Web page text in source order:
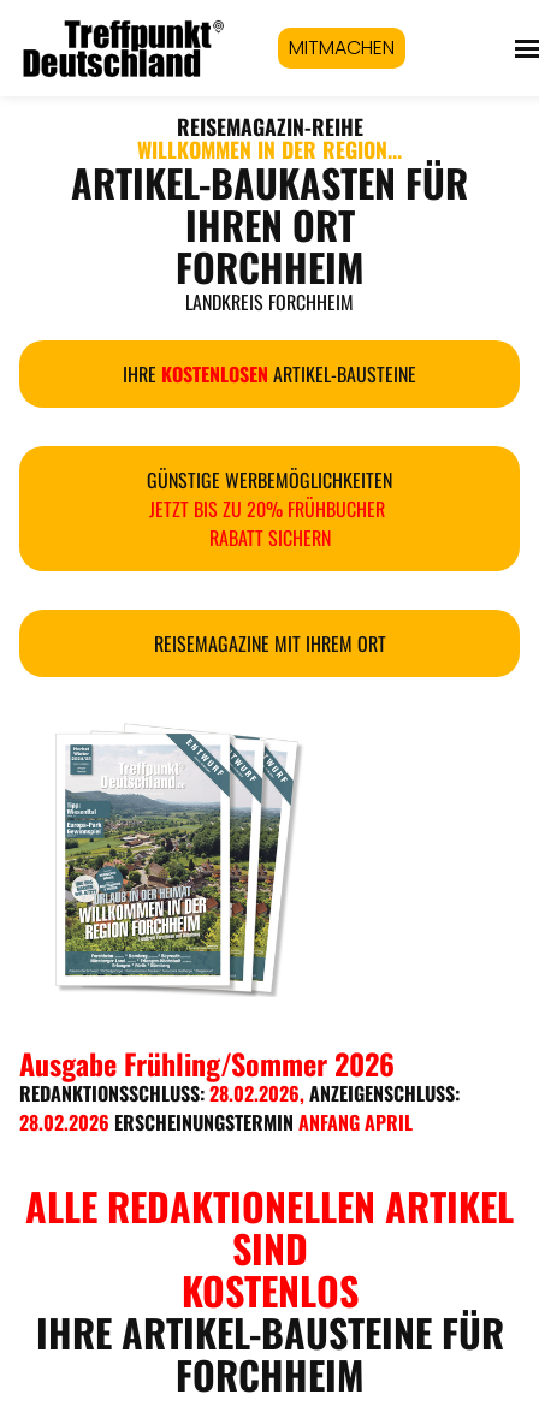
MITMACHEN
REISEMAGAZIN-REIHE
WILLKOMMEN IN DER REGION...
ARTIKEL-BAUKASTEN FÜR
IHREN ORT
FORCHHEIM
LANDKREIS FORCHHEIM
IHRE KOSTENLOSEN ARTIKEL-BAUSTEINE
GÜNSTIGE WERBEMÖGLICHKEITEN
JETZT BIS ZU 20% FRÜHBUCHER
RABATT SICHERN
REISEMAGAZINE MIT IHREM ORT
Ausgabe Frühling/Sommer 2026
REDANKTIONSSCHLUSS:28.02.2026,ANZEIGENSCHLUSS:
28.02.2026 ERSCHEINUNGSTERMIN ANFANG APRIL
ALLE REDAKTIONELLEN ARTIKEL
SIND
KOSTENLOS
IHRE ARTIKEL-BAUSTEINE FÜR
FORCHHEIM